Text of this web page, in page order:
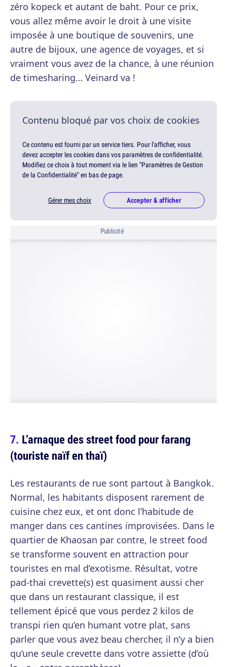
zéro kopeck et autant de baht. Pour ce prix,
vous allez même avoir le droit à une visite
imposée à une boutique de souvenirs, une
autre de bijoux, une agence de voyages, et si
vraiment vous avez de la chance, à une réunion
de timesharing… Veinard va !
Contenu bloqué par vos choix de cookies
Ce contenu est fourni par un service tiers. Pour l'afficher, vous
devez accepter les cookies dans vos paramètres de confidentialité.
Modifiez ce choix à tout moment via le lien "Paramètres de Gestion
de la Confidentialité" en bas de page.
Gérer mes choix Accepter & afficher
Publicité
L’arnaque des street food pour farang
(touriste naïf en thaï)
Les restaurants de rue sont partout à Bangkok.
Normal, les habitants disposent rarement de
cuisine chez eux, et ont donc l’habitude de
manger dans ces cantines improvisées. Dans le
quartier de Khaosan par contre, le street food
se transforme souvent en attraction pour
touristes en mal d’exotisme. Résultat, votre
pad-thai crevette(s) est quasiment aussi cher
que dans un restaurant classique, il est
tellement épicé que vous perdez 2 kilos de
transpi rien qu’en humant votre plat, sans
parler que vous avez beau chercher, il n’y a bien
qu’une seule crevette dans votre assiette (d’où